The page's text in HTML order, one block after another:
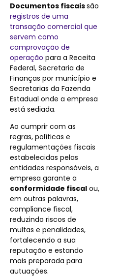
Documentos fiscaissão
registros de uma
transação comercial que
servem como
comprovação de
operação para a Receita
Federal, Secretaria de
Finanças por município e
Secretarias da Fazenda
Estadual onde a empresa
está sediada.
Ao cumprir com as
regras, políticas e
regulamentações fiscais
estabelecidas pelas
entidades responsáveis, a
empresa garante a
conformidade fiscal ou,
em outras palavras,
compliance fiscal,
reduzindo riscos de
multas e penalidades,
fortalecendo a sua
reputação e estando
mais preparada para
autuações.